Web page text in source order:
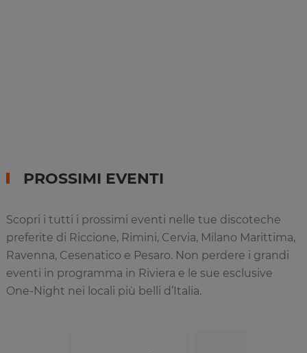
PROSSIMI EVENTI
Scopri i tutti i prossimi eventi nelle tue discoteche
preferite di Riccione, Rimini, Cervia, Milano Marittima,
Ravenna, Cesenatico e Pesaro. Non perdere i grandi
eventi in programma in Riviera e le sue esclusive
One-Night nei locali più belli d’Italia.